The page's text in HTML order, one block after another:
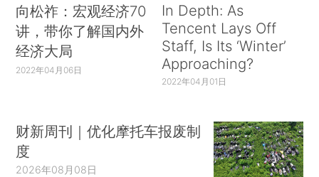
向松祚：宏观经济70
讲，带你了解国内外
经济大局
2022年04月06日
In Depth: As
Tencent Lays Off
Staff, Is Its ‘Winter’
Approaching?
2022年04月01日
财新周刊｜优化摩托车报废制
度
2026年08月08日